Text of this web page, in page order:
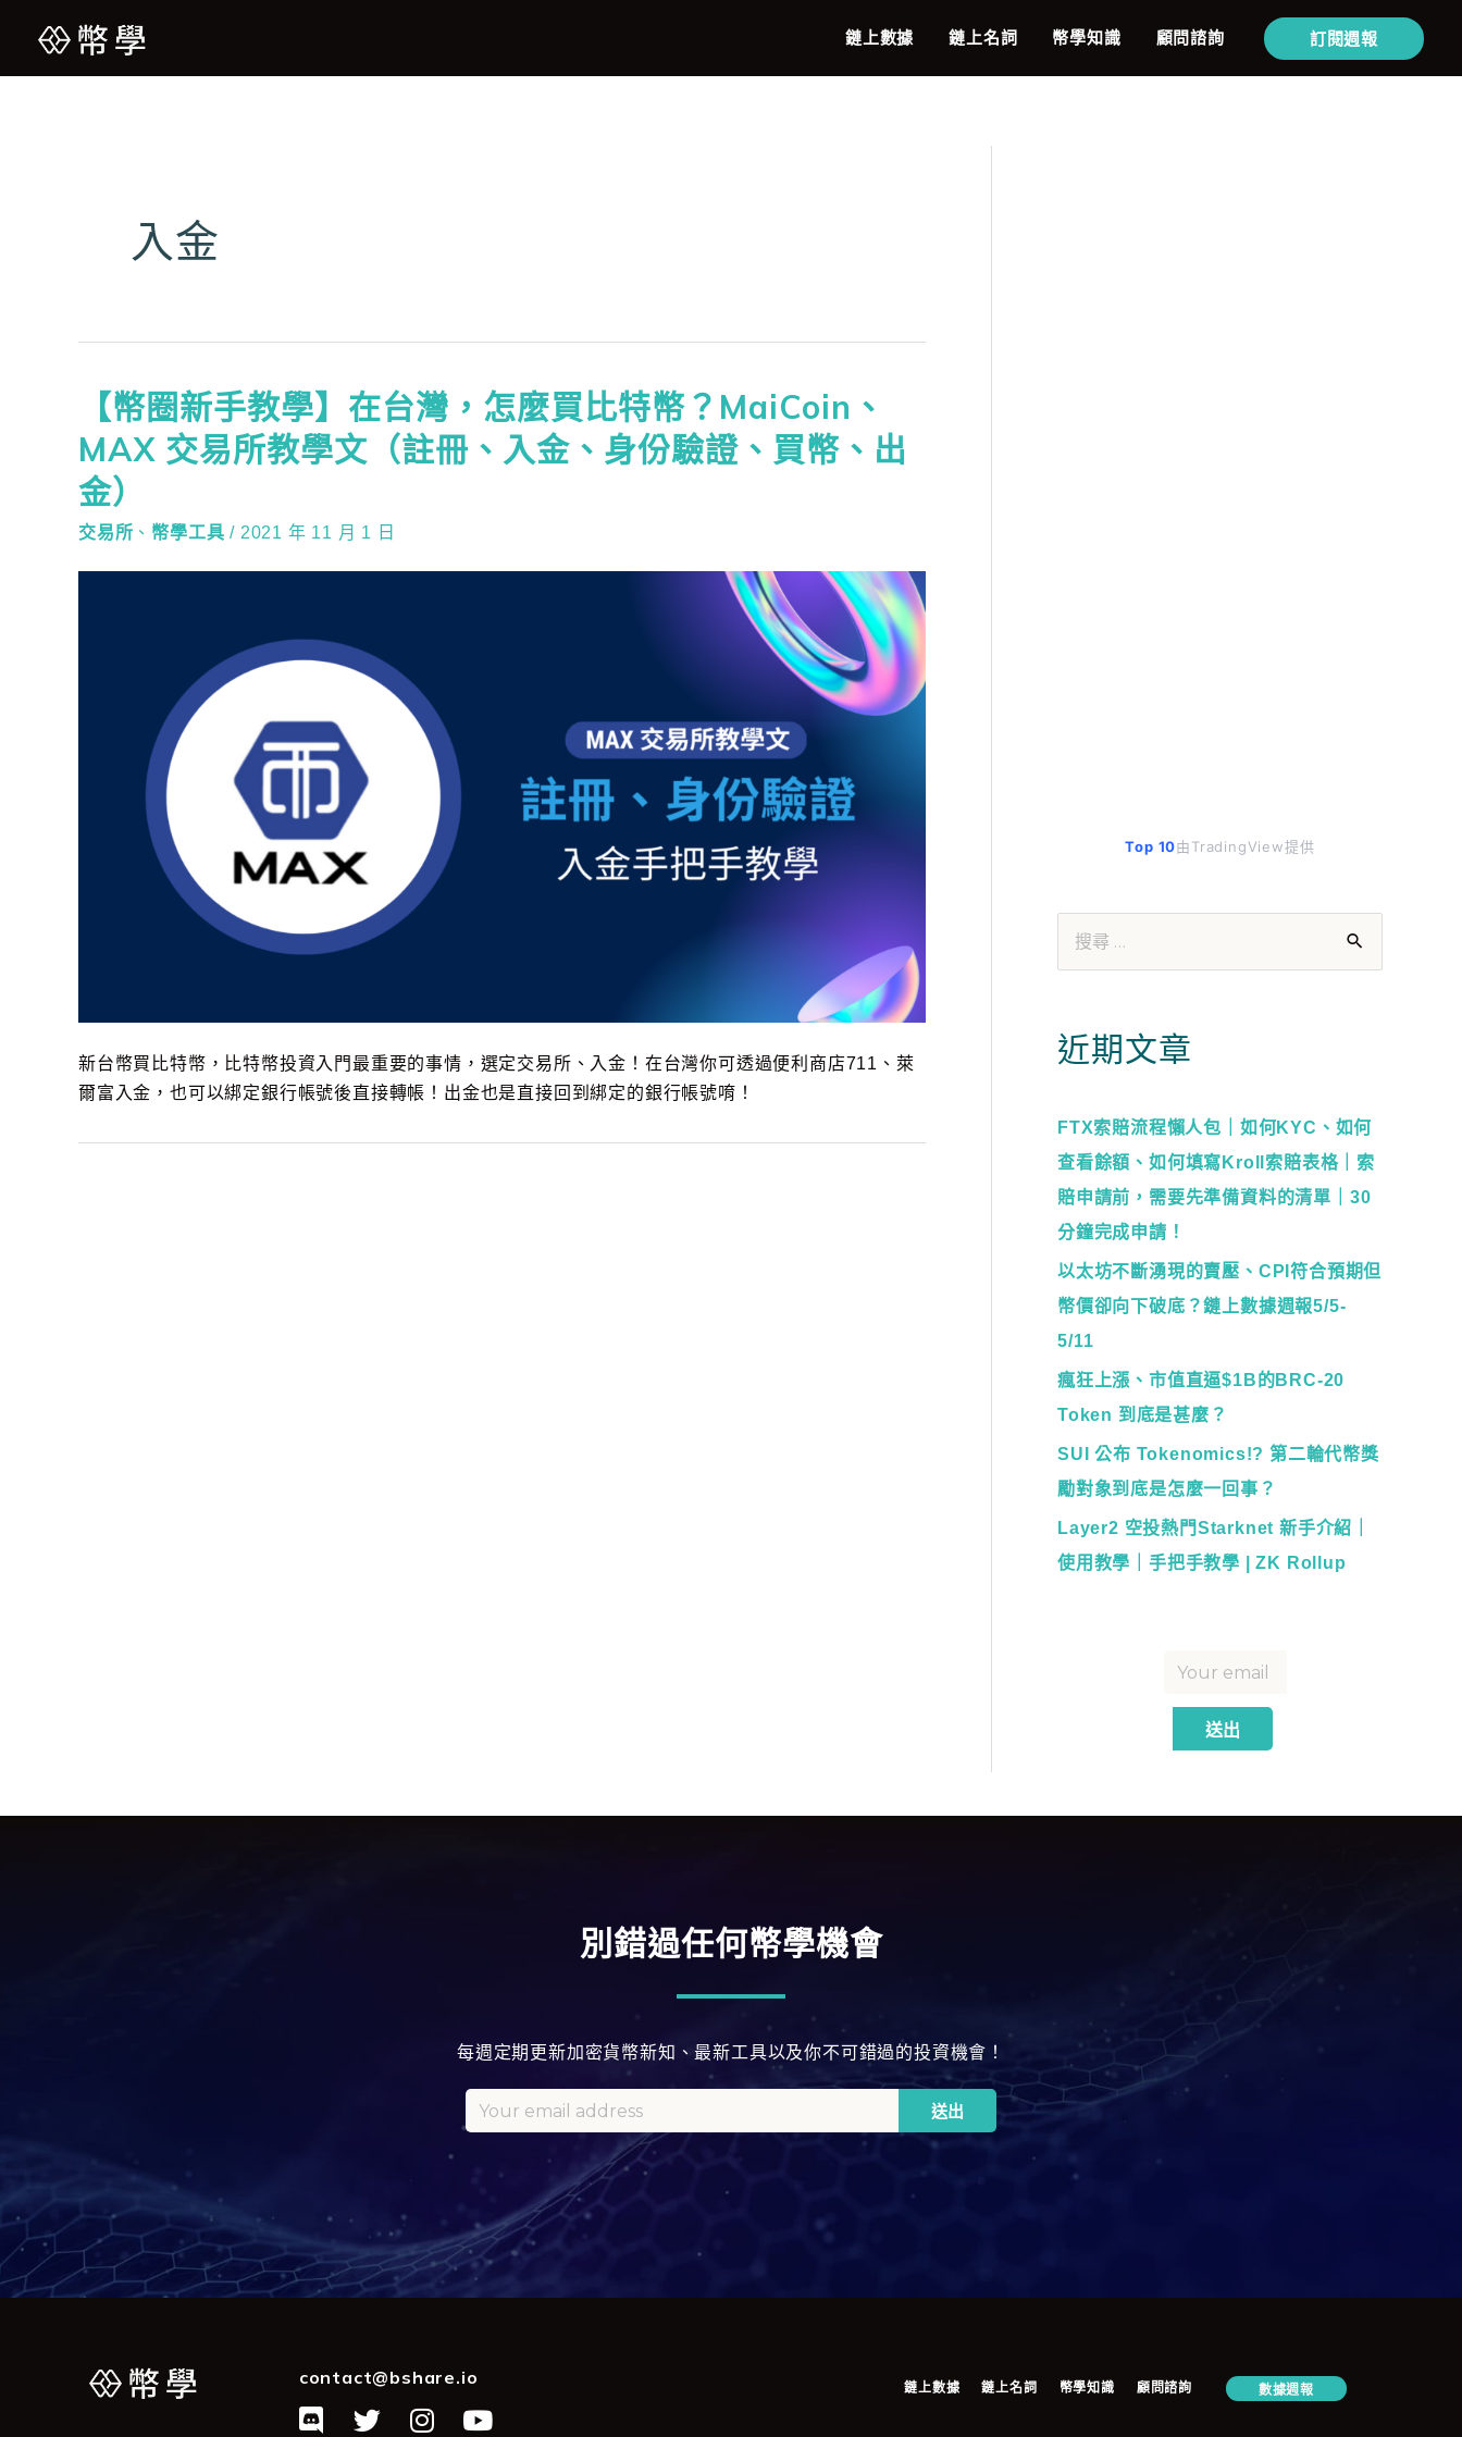
鏈上數據 鏈上名詞 幣學知識 顧問諮詢 訂閱週報
入金
【幣圈新手教學】在台灣，怎麼買比特幣？MaiCoin、
MAX 交易所教學文（註冊、入金、身份驗證、買幣、出
金）
交易所 、 幣學工具 / 2021 年 11 月 1 日
新台幣買比特幣，比特幣投資入門最重要的事情，選定交易所、入金！在台灣你可透過便利商店711、萊
爾富入金，也可以綁定銀行帳號後直接轉帳！出金也是直接回到綁定的銀行帳號唷！
Top 10由TradingView提供
近期文章
FTX索賠流程懶人包｜如何KYC、如何
查看餘額、如何填寫Kroll索賠表格｜索
賠申請前，需要先準備資料的清單｜30
分鐘完成申請！
以太坊不斷湧現的賣壓、CPI符合預期但
幣價卻向下破底？鏈上數據週報5/5-
5/11
瘋狂上漲、市值直逼$1B的BRC-20
Token 到底是甚麼？
SUI 公布 Tokenomics!? 第二輪代幣獎
勵對象到底是怎麼一回事？
Layer2 空投熱門Starknet 新手介紹｜
使用教學｜手把手教學 | ZK Rollup
別錯過任何幣學機會
每週定期更新加密貨幣新知、最新工具以及你不可錯過的投資機會！
contact@bshare.io 鏈上數據 鏈上名詞 幣學知識 顧問諮詢 數據週報